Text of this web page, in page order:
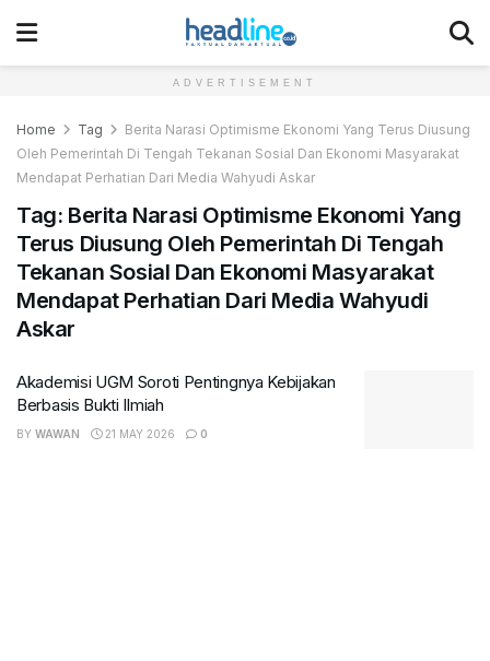
ADVERTISEMENT
Home Tag
Berita Narasi Optimisme Ekonomi Yang Terus Diusung
Oleh Pemerintah Di Tengah Tekanan Sosial Dan Ekonomi Masyarakat
Mendapat Perhatian Dari Media Wahyudi Askar
Tag: Berita Narasi Optimisme Ekonomi Yang
Terus Diusung Oleh Pemerintah Di Tengah
Tekanan Sosial Dan Ekonomi Masyarakat
Mendapat Perhatian Dari Media Wahyudi
Askar
Akademisi UGM Soroti Pentingnya Kebijakan
Berbasis Bukti Ilmiah
BY WAWAN 21 MAY 2026 0